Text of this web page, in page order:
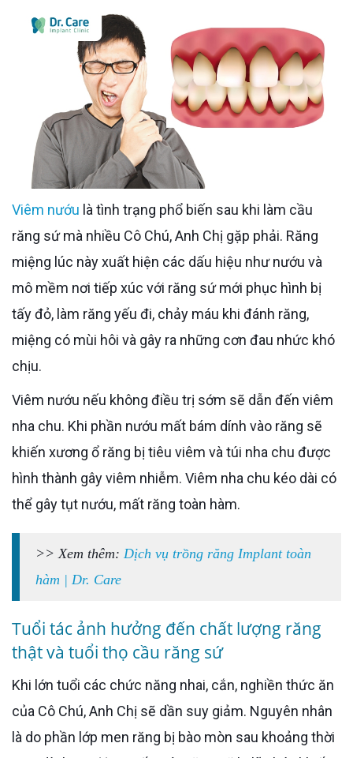
Viêm nướu là tình trạng phổ biến sau khi làm cầu
răng sứ mà nhiều Cô Chú, Anh Chị gặp phải. Răng
miệng lúc này xuất hiện các dấu hiệu như nướu và
mô mềm nơi tiếp xúc với răng sứ mới phục hình bị
tấy đỏ, làm răng yếu đi, chảy máu khi đánh răng,
miệng có mùi hôi và gây ra những cơn đau nhức khó
chịu.
Viêm nướu nếu không điều trị sớm sẽ dẫn đến viêm
nha chu. Khi phần nướu mất bám dính vào răng sẽ
khiến xương ổ răng bị tiêu viêm và túi nha chu được
hình thành gây viêm nhiễm. Viêm nha chu kéo dài có
thể gây tụt nướu, mất răng toàn hàm.
>> Xem thêm: Dịch vụ trồng răng Implant toàn
hàm | Dr. Care
Tuổi tác ảnh hưởng đến chất lượng răng
thật và tuổi thọ cầu răng sứ
Khi lớn tuổi các chức năng nhai, cắn, nghiền thức ăn
của Cô Chú, Anh Chị sẽ dần suy giảm. Nguyên nhân
là do phần lớp men răng bị bào mòn sau khoảng thời